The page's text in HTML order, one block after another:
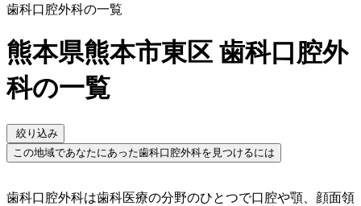
歯科口腔外科の一覧
熊本県熊本市東区 歯科口腔外
科の一覧
絞り込み
この地域であなたにあった歯科口腔外科を見つけるには
歯科口腔外科は歯科医療の分野のひとつで口腔や顎、顔面領